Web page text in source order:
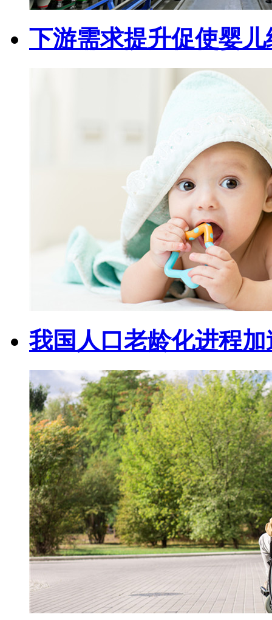
下游需求提升促使婴
我国人口老龄化进程